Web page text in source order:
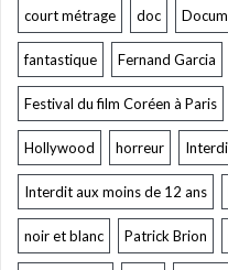
court métrage doc
fantastique Fernand Garcia
Festival du film Coréen à Paris
Hollywood horreur
Interdit aux moins de 12 ans
noir et blanc Patrick Brion